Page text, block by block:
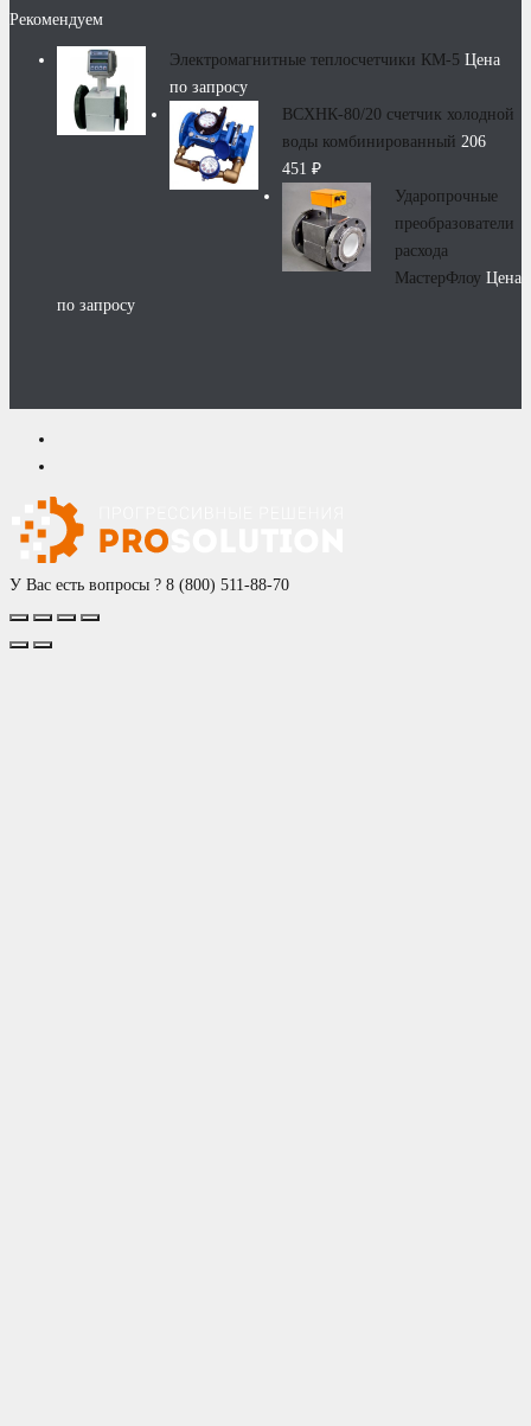
Рекомендуем
Электромагнитные теплосчетчики КМ-5 Цена
по запросу
ВСХНК-80/20 счетчик холодной
воды комбинированный 206
451 ₽
Ударопрочные
преобразователи
расхода
МастерФлоу Цена
по запросу
У Вас есть вопросы ? 8 (800) 511-88-70